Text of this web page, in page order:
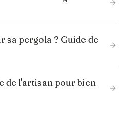
sa pergola ? Guide de
de l'artisan pour bien